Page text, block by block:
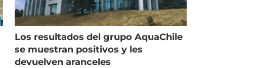
Los resultados del grupo AquaChile
se muestran positivos y les
devuelven aranceles